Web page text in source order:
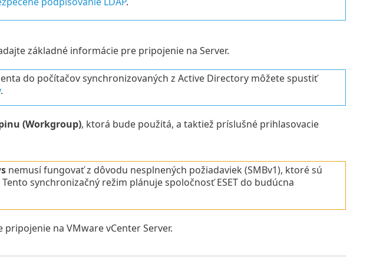
základné informácie pre pripojenie na Server.
do počítačov synchronizovaných z Active Directory môžete spustiť
.
(Workgroup), ktorá bude použitá, a taktiež príslušné prihlasovacie
nemusí fungovať z dôvodu nesplnených požiadaviek (SMBv1), ktoré sú
synchronizačný režim plánuje spoločnosť ESET do budúcna
na VMware vCenter Server.